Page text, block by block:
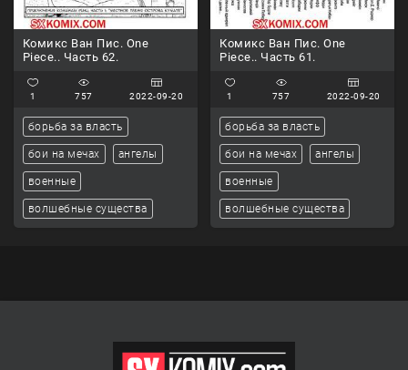
Комикс Ван Пис. One
Piece.. Часть 62.
1 757 2022-09-20
борьба за власть
бои на мечах ангелы
военные
волшебные существа
Комикс Ван Пис. One
Piece.. Часть 61.
1 757 2022-09-20
борьба за власть
бои на мечах ангелы
военные
волшебные существа